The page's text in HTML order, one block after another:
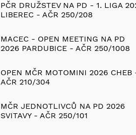
PČR DRUŽSTEV NA PD - 1. LIGA
LIBEREC - AČR 250/208
MACEC - OPEN MEETING NA PD
2026 PARDUBICE - AČR 250/1008
OPEN MČR MOTOMINI 2026 CHEB
AČR 210/304
MČR JEDNOTLIVCŮ NA PD 2026
SVITAVY - AČR 250/101